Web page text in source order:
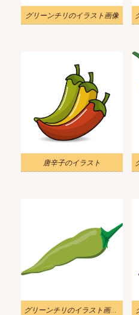
グリーンチリのイラスト画像
唐辛子のイラスト
グリーンチリのイラスト画像 3